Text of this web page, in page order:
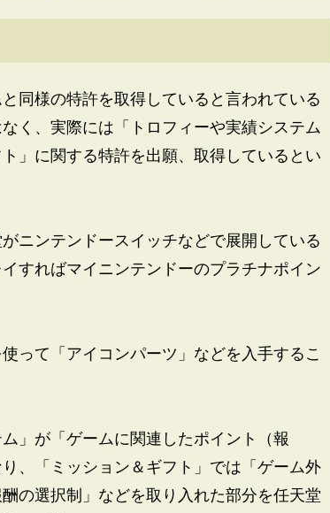
同様の特許を取得していると言われている
く、実際には「トロフィーや実績システム
」に関する特許を出願、取得しているとい
ニンテンドースイッチなどで展開している
すればマイニンテンドーのプラチナポイン
って「アイコンパーツ」などを入手するこ
」が「ゲームに関連したポイント（報
、「ミッション＆ギフト」では「ゲーム外
の選択制」などを取り入れた部分を任天堂